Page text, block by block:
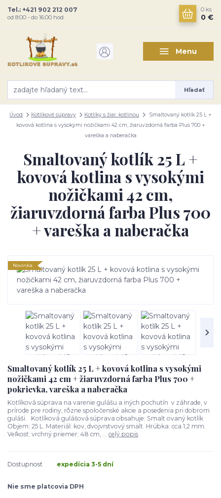
Menu
Hľadať
Tel.: +421 902 212 007
od 8:00 - do 16:00 hod
0 ks
0 €
Úvod Kotlíkové súpravy Kotlíky s žiar. kotlinou
Smaltovaný kotlík 25 L +
kovová kotlina s vysokými nožičkami 42 cm, žiaruvzdorná farba Plus 700 +
vareška a naberačka
Smaltovaný kotlík 25 L +
kovová kotlina s vysokými
nožičkami 42 cm,
žiaruvzdorná farba Plus 700
+ vareška a naberačka
Novinka
Smaltovaný kotlík 25 L + kovová kotlina s vysokými
nožičkami 42 cm + žiaruvzdorná farba Plus 700 +
pokrievka, vareška a naberačka
Kotlíková súprava na varenie gulášu a iných pochutín v záhrade, v
prírode pre rodiny, rôzne spoločenské akcie a posedenia pri dobrom
guláši. Kotlíková gulášová súprava obsahuje: Smalt ovaný kotlík
Objem: 25 L. Materiál: kov, dvojvrstvový smalt. Hrúbka: cca 1,2 mm.
Veľkosť: vrchný priemer: 48 cm, ... celý popis
Dostupnosť expedícia 3-5 dní
Nie sme platcovia DPH